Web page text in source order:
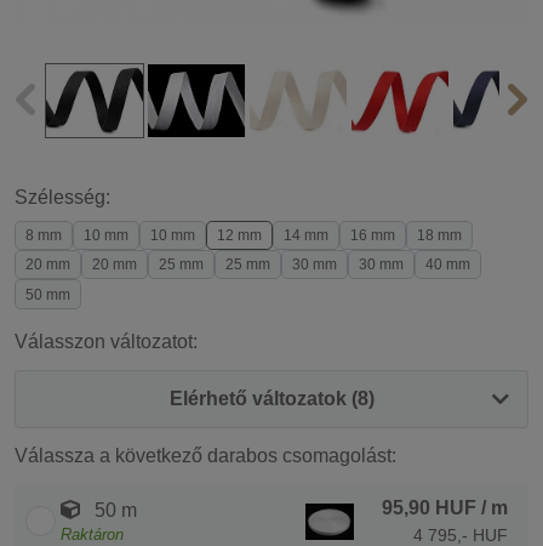
Szélesség:
8 mm 10 mm 10 mm 12 mm 14 mm 16 mm
18 mm
20 mm
20 mm 25 mm 25 mm 30 mm 30 mm
40 mm
50 mm
Válasszon változatot:
Elérhető változatok (8)
Válassza a következő darabos csomagolást:
50 m
Raktáron
95,90 HUF / m
4 795,- HUF